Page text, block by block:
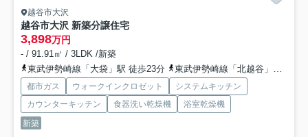
越谷市大沢
越谷市大沢 新築分譲住宅
3,898万円
- / 91.91㎡ / 3LDK /新築
東武伊勢崎線「大袋」駅 徒歩23分
東武伊勢崎線「北越谷」駅 徒歩25分
都市ガス ウォークインクロゼット
システムキッチン
カウンターキッチン
食器洗い乾燥機
浴室乾燥機
新築